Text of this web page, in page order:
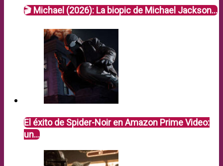
🎬 Michael (2026): La biopic de Michael Jackson…
El éxito de Spider-Noir en Amazon Prime Video:
un…